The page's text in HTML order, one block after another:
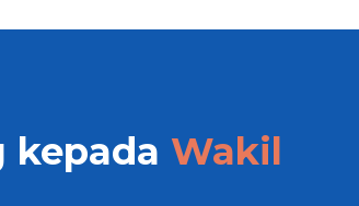
kepada Wakil